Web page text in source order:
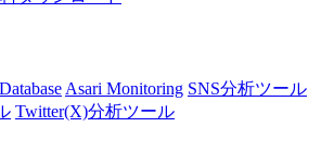
Asari Monitoring SNS分析ツール
Twitter(X)分析ツール